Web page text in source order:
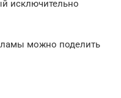
исключительно
можно поделить